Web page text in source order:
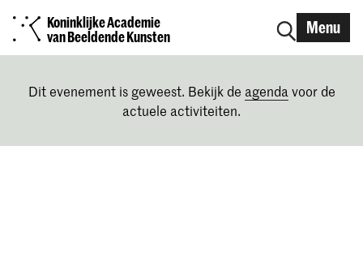
Koninklijke Academie
van Beeldende Kunsten
Menu
Dit evenement is geweest. Bekijk de agenda voor de
actuele activiteiten.